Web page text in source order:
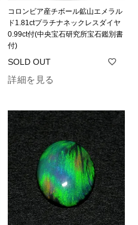
コロンビア産チボール鉱山エメラル
ド1.81ctプラチナネックレスダイヤ
0.99ct付(中央宝石研究所宝石鑑別書
付)
詳細を見る